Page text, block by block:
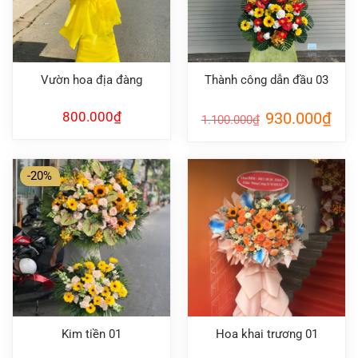
Vườn hoa địa đàng
800.000₫
Thành công dẫn đầu 03
1.100.000₫ Giá
gốc
930.000₫Giá
-20%
Kim tiền 01 Hoa khai trương 01